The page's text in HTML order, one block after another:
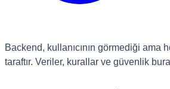
Backend, kullanıcının görmediği ama
taraftır. Veriler, kurallar ve güvenlik